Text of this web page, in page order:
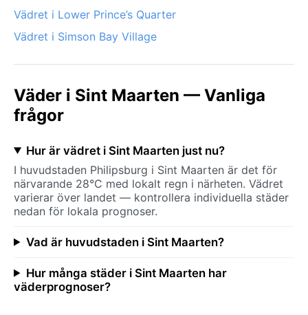
Vädret i Lower Prince’s Quarter
Vädret i Simson Bay Village
Väder i Sint Maarten — Vanliga
frågor
Hur är vädret i Sint Maarten just nu?
I huvudstaden Philipsburg i Sint Maarten är det för
närvarande 28°C med lokalt regn i närheten. Vädret
varierar över landet — kontrollera individuella städer
nedan för lokala prognoser.
Vad är huvudstaden i Sint Maarten?
Hur många städer i Sint Maarten har
väderprognoser?